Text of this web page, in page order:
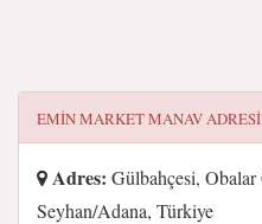
EMIN MARKET MANAV
Adres: Gülbahçesi,
Seyhan/Adana, Türkiye